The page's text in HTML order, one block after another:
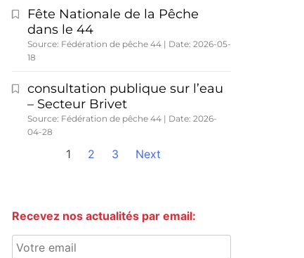
Fête Nationale de la Pêche
dans le 44
Source: Fédération de pêche 44
Date: 2026-05-
18
consultation publique sur l’eau
– Secteur Brivet
Source: Fédération de pêche 44
Date: 2026-
04-28
1 2 3 Next
Recevez nos actualités par email: